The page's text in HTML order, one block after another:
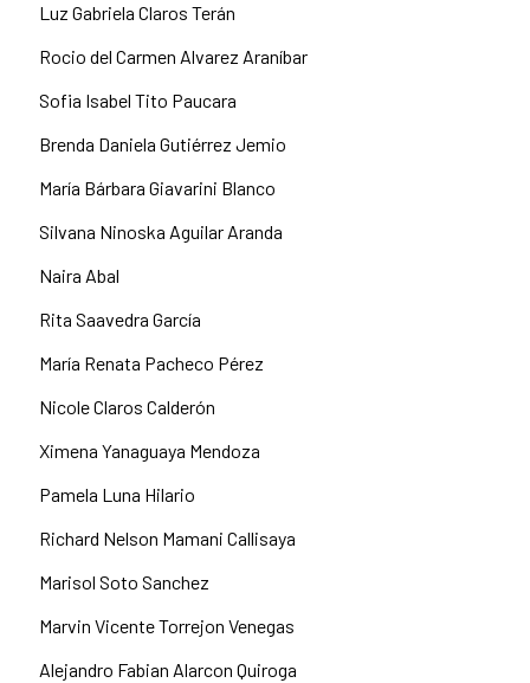
Luz Gabriela Claros Terán
Rocio del Carmen Alvarez Araníbar
Sofia Isabel Tito Paucara
Brenda Daniela Gutiérrez Jemio
María Bárbara Giavarini Blanco
Silvana Ninoska Aguilar Aranda
Naira Abal
Rita Saavedra García
María Renata Pacheco Pérez
Nicole Claros Calderón
Ximena Yanaguaya Mendoza
Pamela Luna Hilario
Richard Nelson Mamani Callisaya
Marisol Soto Sanchez
Marvin Vicente Torrejon Venegas
Alejandro Fabian Alarcon Quiroga